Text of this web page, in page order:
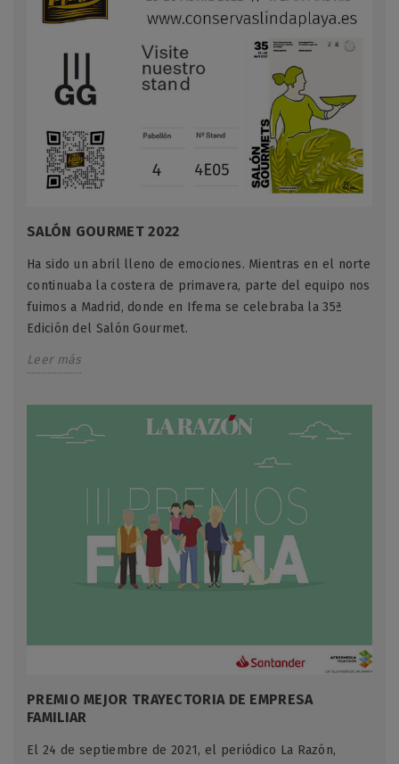
SALÓN GOURMET 2022
Ha sido un abril lleno de emociones. Mientras en el norte
continuaba la costera de primavera, parte del equipo nos
fuimos a Madrid, donde en Ifema se celebraba la 35ª
Edición del Salón Gourmet.
Leer más
PREMIO MEJOR TRAYECTORIA DE EMPRESA
FAMILIAR
El 24 de septiembre de 2021, el periódico La Razón,